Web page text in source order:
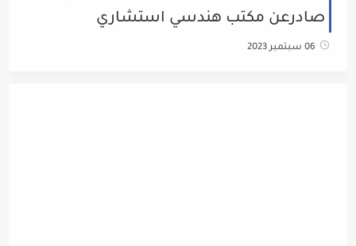
صادرعن مكتب هندسي استشاري
06 سبتمبر 2023